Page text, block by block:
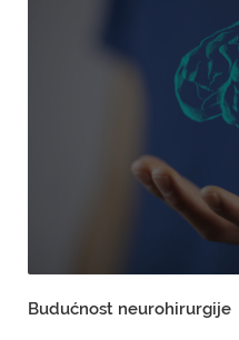
Budućnost neurohirurgije